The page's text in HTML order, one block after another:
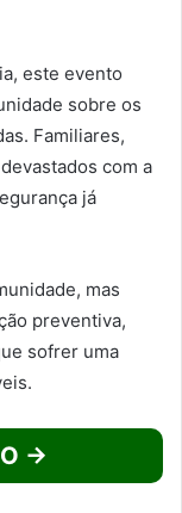
este evento
sobre os
Familiares,
com a
já
mas
preventiva,
sofrer uma
→